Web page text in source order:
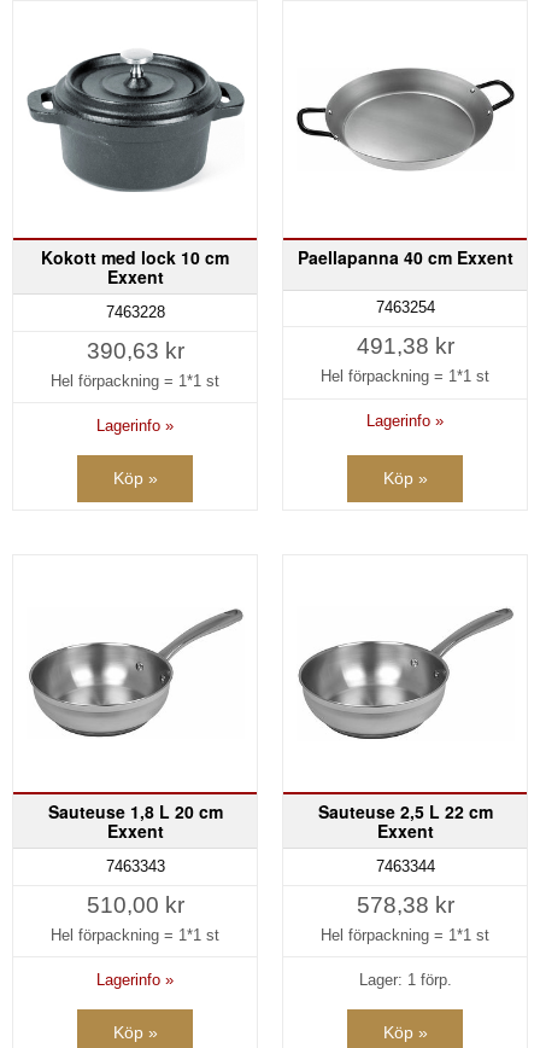
Kokott med lock 10 cm
Exxent
7463228
390,63 kr
Hel förpackning = 1*1 st
Lagerinfo »
Köp »
Paellapanna 40 cm Exxent
7463254
491,38 kr
Hel förpackning = 1*1 st
Lagerinfo »
Köp »
Sauteuse 1,8 L 20 cm
Exxent
7463343
510,00 kr
Hel förpackning = 1*1 st
Lagerinfo »
Köp »
Sauteuse 2,5 L 22 cm
Exxent
7463344
578,38 kr
Hel förpackning = 1*1 st
Lager: 1 förp.
Köp »